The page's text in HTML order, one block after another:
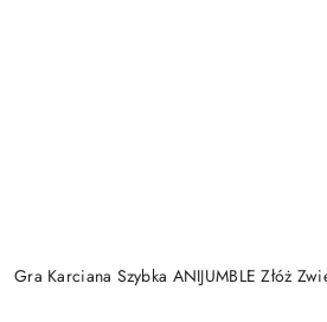
Gra Karciana Szybka ANIJUMBLE Złóż